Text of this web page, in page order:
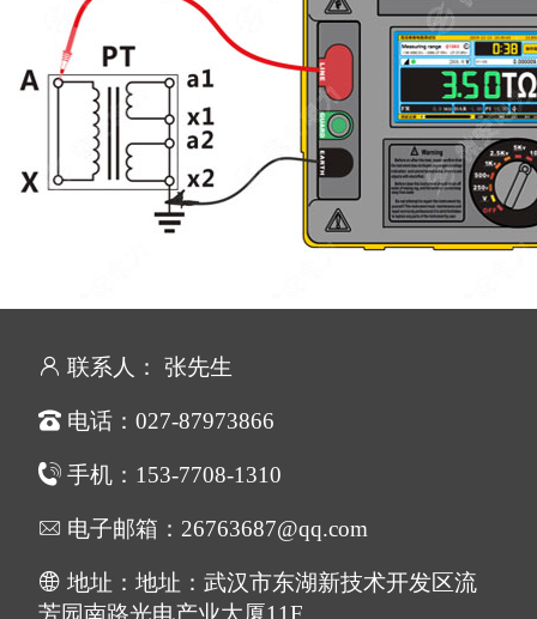
联系人： 张先生
电话：027-87973866
手机：153-7708-1310
电子邮箱：26763687@qq.com
地址：地址：武汉市东湖新技术开发区流